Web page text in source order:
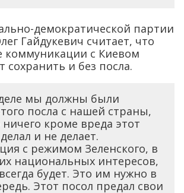
демократической партии
Гайдукевич считает, что
коммуникации с Киевом
сохранить и без посла.
мы должны были
посла с нашей страны,
кроме вреда этот
и не делает.
с режимом Зеленского, в
национальных интересов,
будет. Это им нужно в
Этот посол предал свои